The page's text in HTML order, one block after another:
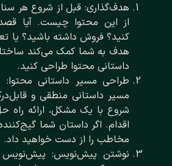
هدف‌گذاری: قبل از شروع هر
از این محتوا چیست. آیا قصد
کنید؟ فروش داشته باشید؟ یا
هدف به شما کمک می‌کند
داستانی محتوا طراحی کنید.
طراحی مسیر داستانی
مسیر داستانی منطقی و
شروع با یک مشکل، ارائه
اقدام. اگر داستان شما
مخاطب را از دست خواهید داد.
نوشتن پیش‌نویس: پیش‌نویس